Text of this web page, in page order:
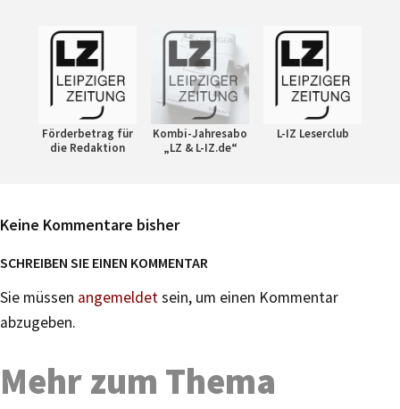
Förderbetrag für
die Redaktion
Kombi-Jahresabo
„LZ & L-IZ.de“
L-IZ Leserclub
Keine Kommentare bisher
SCHREIBEN SIE EINEN KOMMENTAR
Sie müssen angemeldetsein, um einen Kommentar
abzugeben.
Mehr zum Thema